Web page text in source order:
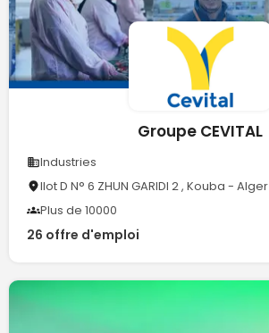
Groupe CEVITAL
Industries
Ilot D N° 6 ZHUN GARIDI 2 , Kouba - Alger
Plus de 10000
26 offre d'emploi